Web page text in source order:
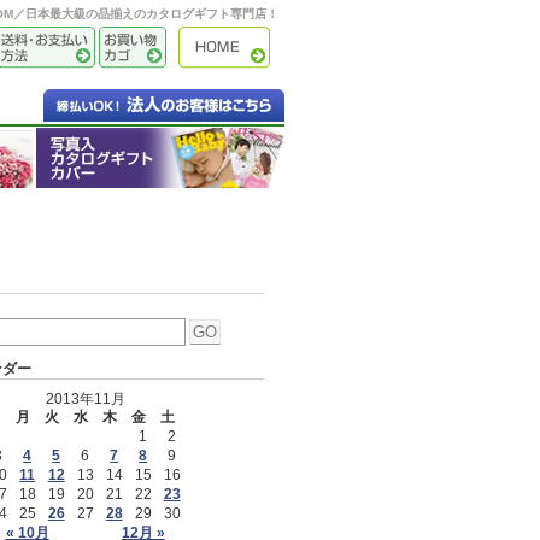
／日本最大級の品揃えのカタログギフト専門店！
ー
2013年11月
月 火 水 木 金 土
« 10月 12月 »
1
2
4 5 6 7 8
9
11 12 13 14 15
16
18 19 20 21 22
23
25 26 27 28 29 30